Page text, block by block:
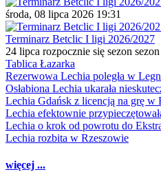
środa, 08 lipca 2026 19:31
Terminarz Betclic I ligi 2026/2027
24 lipca rozpocznie się sezon
Tablica Łazarka
Rezerwowa Lechia poległa w
Osłabiona Lechia ukarała
Lechia Gdańsk z licencją na grę w
Lechia efektownie
Lechia o krok od powrotu do
Lechia rozbita w Rzeszowie
więcej ...